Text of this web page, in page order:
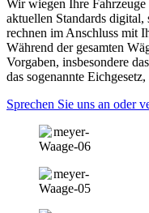
Wir wiegen Ihre Fahrzeuge
aktuellen Standards digital,
rechnen im Anschluss mit
Während der gesamten
Vorgaben, insbesondere
das sogenannte
Sprechen Sie uns an oder